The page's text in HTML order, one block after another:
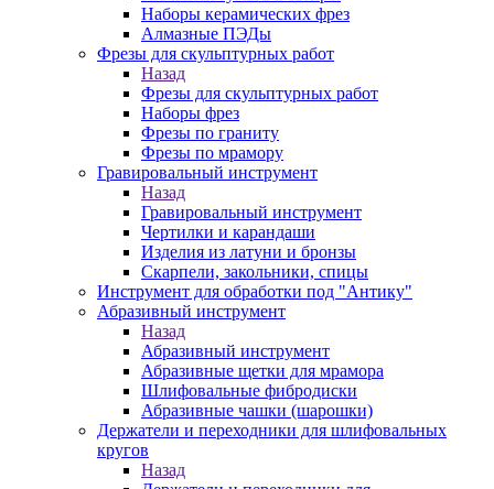
Наборы керамических фрез
Алмазные ПЭДы
Фрезы для скульптурных работ
Назад
Фрезы для скульптурных работ
Наборы фрез
Фрезы по граниту
Фрезы по мрамору
Гравировальный инструмент
Назад
Гравировальный инструмент
Чертилки и карандаши
Изделия из латуни и бронзы
Скарпели, закольники, спицы
Инструмент для обработки под "Антику"
Абразивный инструмент
Назад
Абразивный инструмент
Абразивные щетки для мрамора
Шлифовальные фибродиски
Абразивные чашки (шарошки)
Держатели и переходники для шлифовальных
кругов
Назад